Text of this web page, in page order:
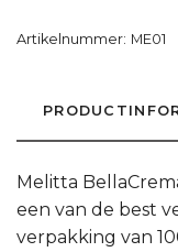
Artikelnummer: ME01
Melitta
een van de best
verpakking van